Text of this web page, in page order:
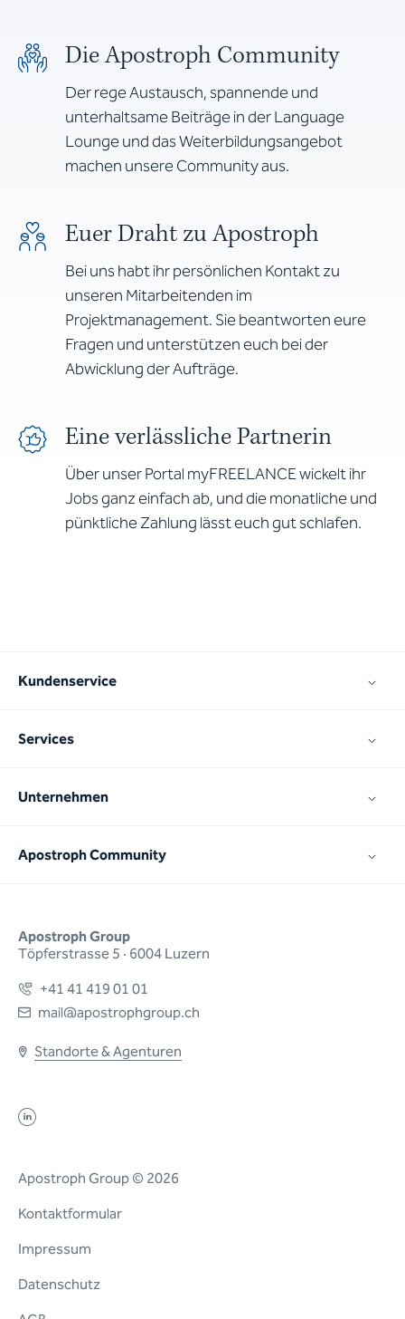
Die Apostroph Community
Der rege Austausch, spannende und
unterhaltsame Beiträge in der Language
Lounge und das Weiterbildungsangebot
machen unsere Community aus.
Euer Draht zu Apostroph
Bei uns habt ihr persönlichen Kontakt zu
unseren Mitarbeitenden im
Projektmanagement. Sie beantworten eure
Fragen und unterstützen euch bei der
Abwicklung der Aufträge.
Eine verlässliche Partnerin
Über unser Portal myFREELANCE wickelt ihr
Jobs ganz einfach ab, und die monatliche und
pünktliche Zahlung lässt euch gut schlafen.
Apostroph Group
Töpferstrasse 5 · 6004 Luzern
+41 41 419 01 01
mail@apostrophgroup.ch
Standorte & Agenturen
Kundenservice
Services
Unternehmen
Apostroph Community
Apostroph Group © 2026
Kontaktformular
Impressum
Datenschutz